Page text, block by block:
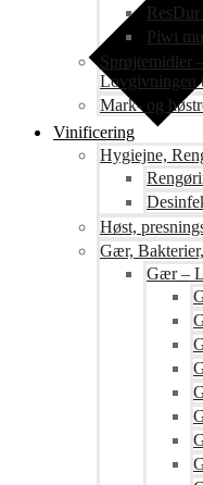
Piwi
Sprøjtemidler
Lovgivningen
Mark- og
Vinificering
Hygiejne,
Høst,
Gær,
Gær –